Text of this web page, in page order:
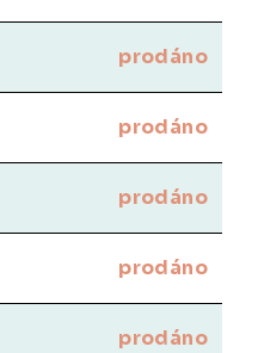
prodáno
prodáno
prodáno
prodáno
prodáno